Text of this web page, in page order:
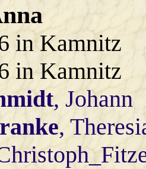
in Kamnitz
in Kamnitz
, Johann
,